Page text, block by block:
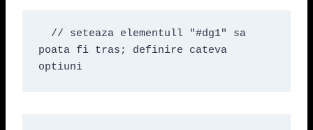
// seteaza elementull "#dg1" sa
poata fi tras; definire cateva
optiuni